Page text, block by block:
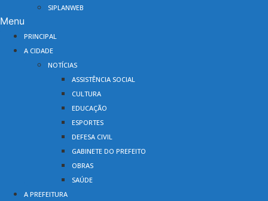
SIPLANWEB
Menu
PRINCIPAL
A CIDADE
NOTÍCIAS
ASSISTÊNCIA SOCIAL
CULTURA
EDUCAÇÃO
ESPORTES
DEFESA CIVIL
GABINETE DO PREFEITO
OBRAS
SAÚDE
A PREFEITURA